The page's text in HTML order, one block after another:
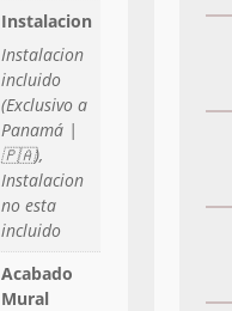
Instalacion
Instalacion
incluido
(Exclusivo a
Panamá |
🇵🇦),
Instalacion
no esta
incluido
Acabado
Mural